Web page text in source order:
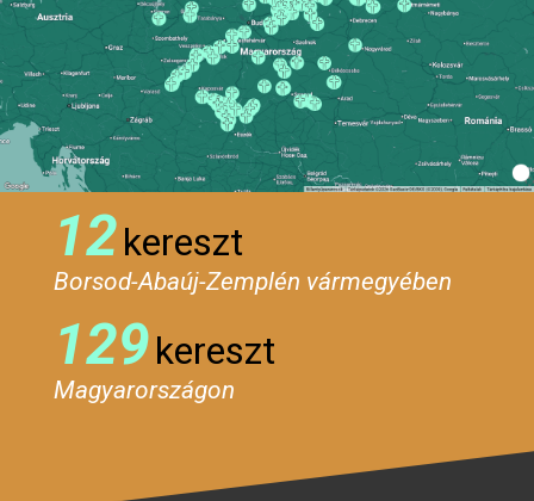
12kereszt
Borsod-Abaúj-Zemplén vármegyében
129kereszt
Magyarországon